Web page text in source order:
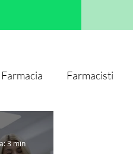
Farmacia Farmacisti
3 min